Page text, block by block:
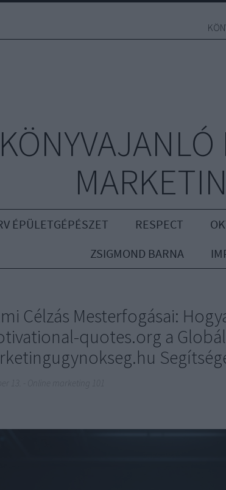
ÉPÜLETGÉPÉSZET RESPECT
ZSIGMOND BARNA
Célzás Mesterfogásai:
quotes.org a